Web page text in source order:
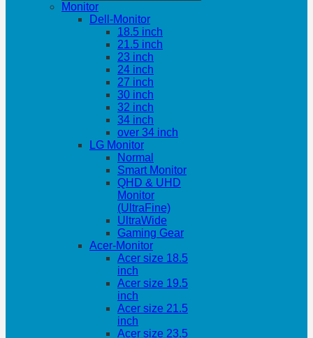
Monitor
Dell-Monitor
18.5 inch
21.5 inch
23 inch
24 inch
27 inch
30 inch
32 inch
34 inch
over 34 inch
LG Monitor
Normal
Smart Monitor
QHD & UHD
Monitor
(UltraFine)
UltraWide
Gaming Gear
Acer-Monitor
Acer size 18.5
inch
Acer size 19.5
inch
Acer size 21.5
inch
Acer size 23.5